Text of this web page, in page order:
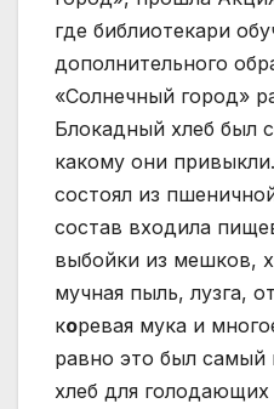
где библиотекари
дополнительного
«Солнечный город»
Блокадный хлеб был
какому они
состоял из
состав входила
выбойки из мешков,
мучная пыль, лузга,
коревая мука и
равно это был
хлеб для